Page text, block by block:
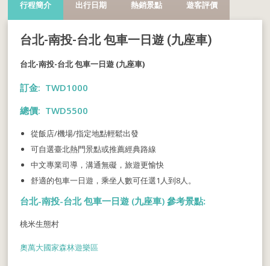
行程簡介 出行日期 熱銷景點 遊客評價
台北-南投-台北 包車一日遊 (九座車)
台北-南投-台北 包車一日遊 (九座車)
訂金: TWD1000
總價: TWD5500
從飯店/機場/指定地點輕鬆出發
可自選臺北熱門景點或推薦經典路線
中文專業司導，溝通無礙，旅遊更愉快
舒適的包車一日遊，乘坐人數可任選1人到8人。
台北-南投-台北 包車一日遊 (九座車) 參考景點:
桃米生態村
奧萬大國家森林遊樂區